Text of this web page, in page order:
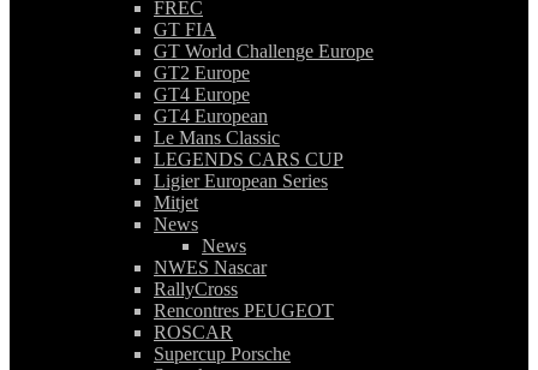
FREC
GT FIA
GT World Challenge Europe
GT2 Europe
GT4 Europe
GT4 European
Le Mans Classic
LEGENDS CARS CUP
Ligier European Series
Mitjet
News
News
NWES Nascar
RallyCross
Rencontres PEUGEOT
ROSCAR
Supercup Porsche